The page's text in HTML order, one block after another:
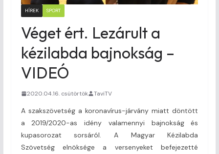
HÍREK SPORT
Véget ért. Lezárult a
kézilabda bajnokság –
VIDEÓ
2020.04.16. csütörtök TaviTV
A szakszövetség a koronavírus-járvány miatt döntött
a 2019/2020-as idény valamennyi bajnokság és
kupasorozat sorsáról. A Magyar Kézilabda
Szövetség elnöksége a versenyeket befejezetté